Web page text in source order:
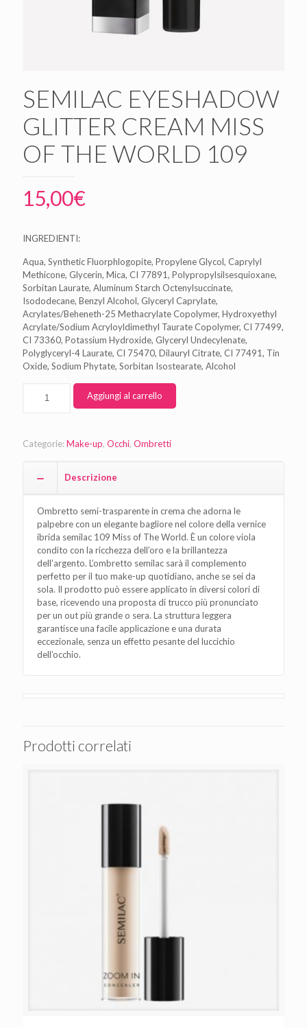
SEMILAC EYESHADOW
GLITTER CREAM MISS
OF THE WORLD 109
15,00€
INGREDIENTI:
Aqua, Synthetic Fluorphlogopite, Propylene Glycol, Caprylyl
Methicone, Glycerin, Mica, CI 77891, Polypropylsilsesquioxane,
Sorbitan Laurate, Aluminum Starch Octenylsuccinate,
Isododecane, Benzyl Alcohol, Glyceryl Caprylate,
Acrylates/Beheneth-25 Methacrylate Copolymer, Hydroxyethyl
Acrylate/Sodium Acryloyldimethyl Taurate Copolymer, CI 77499,
CI 73360, Potassium Hydroxide, Glyceryl Undecylenate,
Polyglyceryl-4 Laurate, CI 75470, Dilauryl Citrate, CI 77491, Tin
Oxide, Sodium Phytate, Sorbitan Isostearate, Alcohol
Aggiungi al carrello
Categorie:Make-up, Occhi, Ombretti
Descrizione
Ombretto semi-trasparente in crema che adorna le
palpebre con un elegante bagliore nel colore della vernice
ibrida semilac 109 Miss of The World. È un colore viola
condito con la ricchezza dell’oro e la brillantezza
dell’argento. L’ombretto semilac sarà il complemento
perfetto per il tuo make-up quotidiano, anche se sei da
sola. Il prodotto può essere applicato in diversi colori di
base, ricevendo una proposta di trucco più pronunciato
per un out più grande o sera. La struttura leggera
garantisce una facile applicazione e una durata
eccezionale, senza un effetto pesante del luccichio
dell’occhio.
Prodotti correlati